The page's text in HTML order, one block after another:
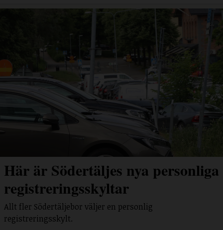
Här är Södertäljes nya personliga
registreringsskyltar
Allt fler Södertäljebor väljer en personlig
registreringsskylt.